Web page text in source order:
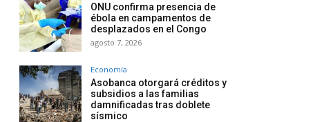
ONU confirma presencia de
ébola en campamentos de
desplazados en el Congo
agosto 7, 2026
Economía
Asobanca otorgará créditos y
subsidios a las familias
damnificadas tras doblete
sísmico